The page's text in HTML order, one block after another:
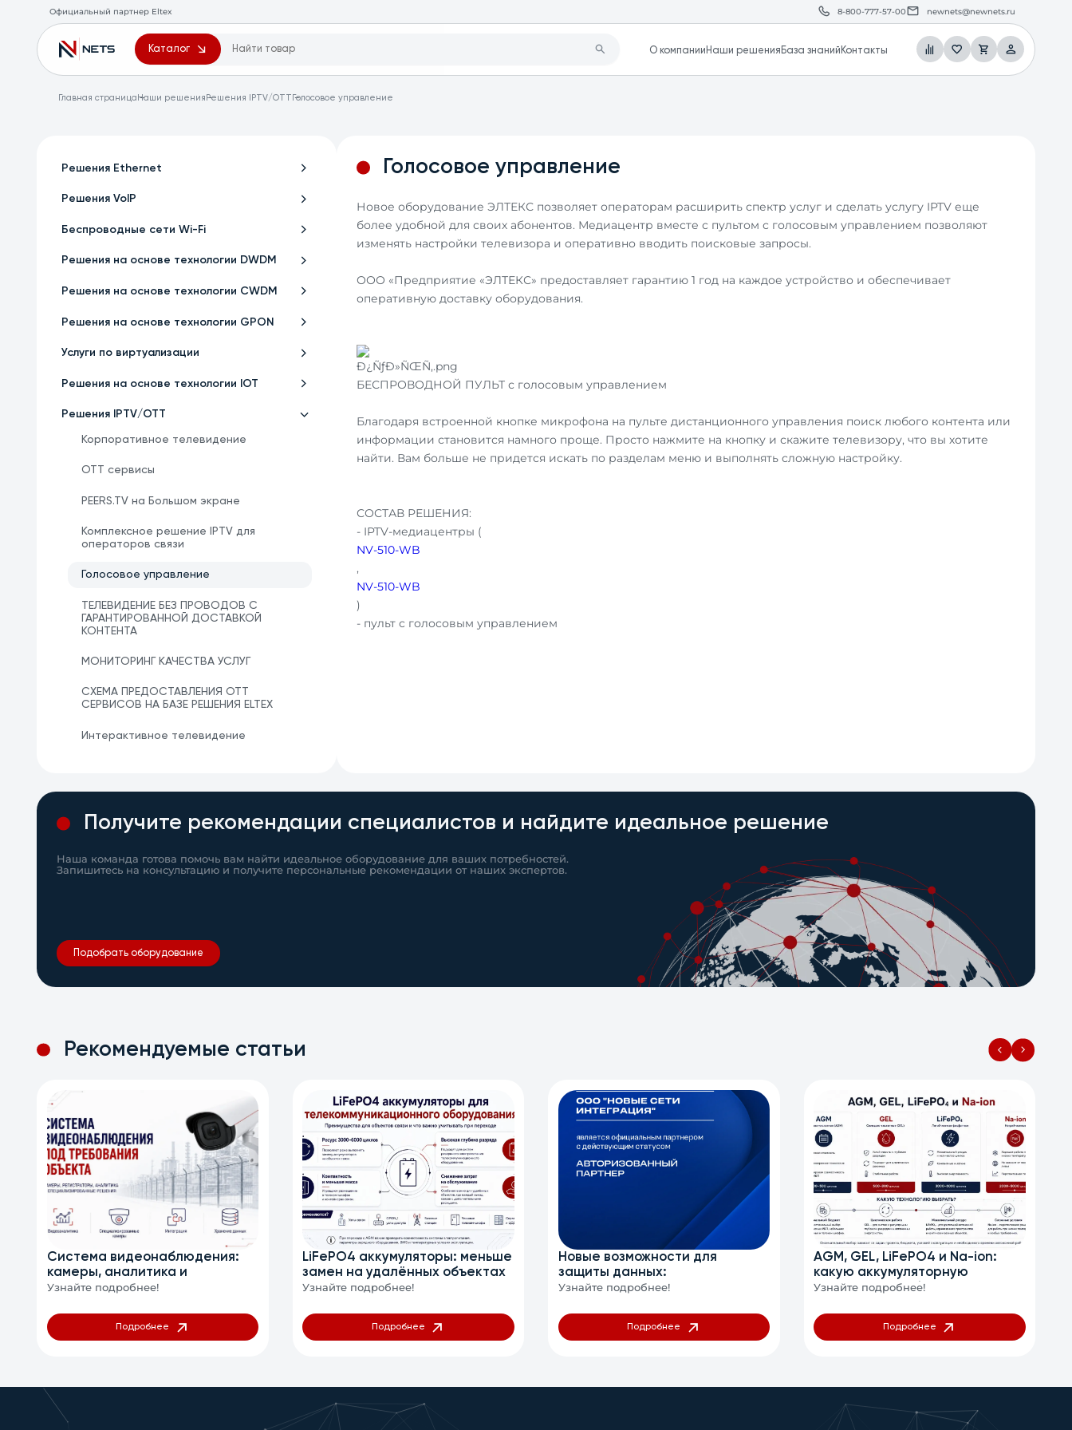
Официальный партнер Eltex 8-800-777-57-00 newnets@newnets.ru
Каталог О компании Наши решения База знаний Контакты
Главная страницаНаши решенияРешения IPTV/OTT Голосовое управление
Решения Ethernet
Решения VoIP
Беспроводные сети Wi-Fi
Решения на основе технологии DWDM
Решения на основе технологии CWDM
Решения на основе технологии GPON
Услуги по виртуализации
Решения на основе технологии IOT
Решения IPTV/OTT
Корпоративное телевидение
OTT сервисы
PEERS.TV на Большом экране
Комплексное решение IPTV для
операторов связи
Голосовое управление
ТЕЛЕВИДЕНИЕ БЕЗ ПРОВОДОВ С
ГАРАНТИРОВАННОЙ ДОСТАВКОЙ
КОНТЕНТА
МОНИТОРИНГ КАЧЕСТВА УСЛУГ
СХЕМА ПРЕДОСТАВЛЕНИЯ OTT
СЕРВИСОВ НА БАЗЕ РЕШЕНИЯ ELTEX
Интерактивное телевидение
Голосовое управление
Новое оборудование ЭЛТЕКС позволяет операторам расширить спектр услуг и сделать услугу IPTV еще
более удобной для своих абонентов. Медиацентр вместе с пультом с голосовым управлением позволяют
изменять настройки телевизора и оперативно вводить поисковые запросы.
ООО «Предприятие «ЭЛТЕКС» предоставляет гарантию 1 год на каждое устройство и обеспечивает
оперативную доставку оборудования.
БЕСПРОВОДНОЙ ПУЛЬТ с голосовым управлением
Благодаря встроенной кнопке микрофона на пульте дистанционного управления поиск любого контента или
информации становится намного проще. Просто нажмите на кнопку и скажите телевизору, что вы хотите
найти. Вам больше не придется искать по разделам меню и выполнять сложную настройку.
СОСТАВ РЕШЕНИЯ:
- IPTV-медиацентры (
NV-510-WB
,
NV-510-WB
)
- пульт с голосовым управлением
Получите рекомендации специалистов и найдите идеальное решение
Наша команда готова помочь вам найти идеальное оборудование для ваших потребностей.
Запишитесь на консультацию и получите персональные рекомендации от наших экспертов.
Подобрать оборудование
Рекомендуемые статьи
Система видеонаблюдения:
камеры, аналитика и
интеграция
Узнайте подробнее!
Подробнее
LiFePO4 аккумуляторы: меньше
замен на удалённых объектах
связи
Узнайте подробнее!
Подробнее
Новые возможности для
защиты данных:
сотрудничество с
Узнайте подробнее!
Подробнее
AGM, GEL, LiFePO4 и Na-ion:
какую аккумуляторную
технологию выбрать для ИБП и
Узнайте подробнее!
Подробнее